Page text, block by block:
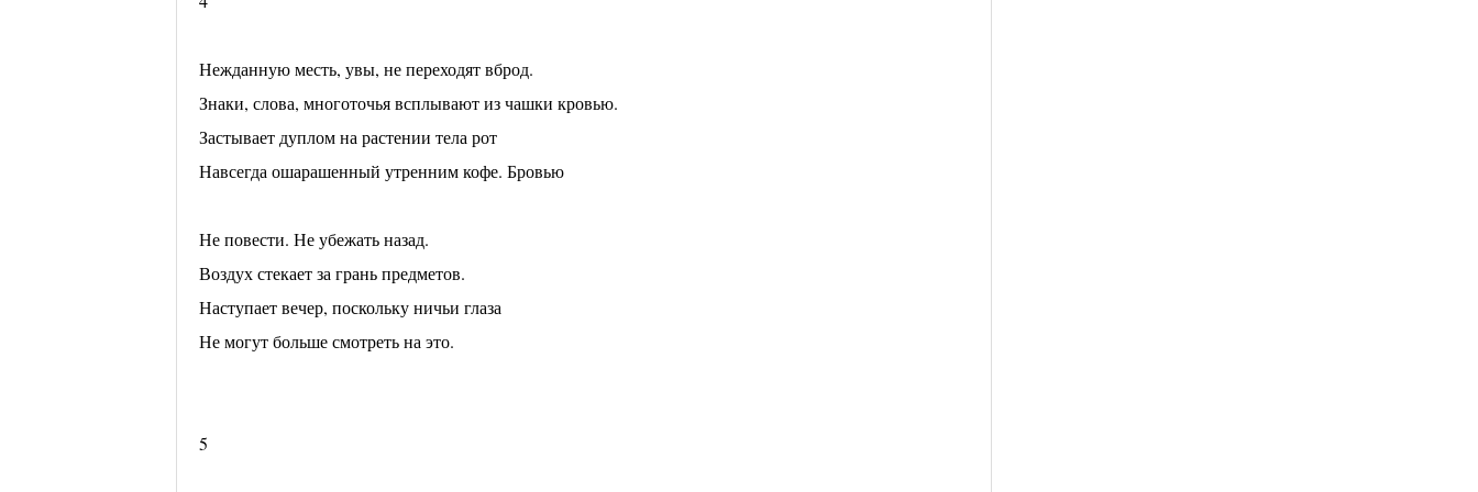
Нежданную месть, увы, не переходят вброд.
Знаки, слова, многоточья всплывают из чашки кровью.
Застывает дуплом на растении тела рот
Навсегда ошарашенный утренним кофе. Бровью
Не повести. Не убежать назад.
Воздух стекает за грань предметов.
Наступает вечер, поскольку ничьи глаза
Не могут больше смотреть на это.
5